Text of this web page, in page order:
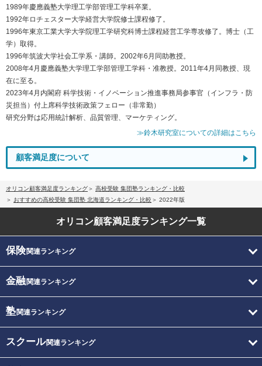
1989年慶應義塾大学理工学部管理工学科卒業。
1992年ロチェスター大学経営大学院修士課程修了。
1996年東京工業大学大学院理工学研究科博士課程経営工学専攻修了。博士（工
学）取得。
1996年筑波大学社会工学系・講師。2002年6月同助教授。
2008年4月慶應義塾大学理工学部管理工学科・准教授。2011年4月同教授、現
在に至る。
2023年4月内閣府 科学技術・イノベーション推進事務局参事官（インフラ・防
災担当）付上席科学技術政策フェロー（非常勤）
研究分野は応用統計解析、品質管理、マーケティング。
≫鈴木研究室についての詳細はこちら
顧客満足度について
オリコン顧客満足度ランキング
高校受験 集団塾ランキング・比較
おすすめの高校受験 集団塾 北海道ランキング・比較
2022年版
オリコン顧客満足度ランキング一覧
保険関連ランキング
金融関連ランキング
塾関連ランキング
スクール関連ランキング